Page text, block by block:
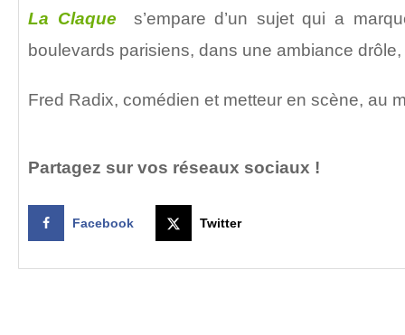
La Claque s’empare d’un sujet qui a
boulevards parisiens, dans une ambiance
Fred Radix, comédien et metteur en scène, au
Partagez sur vos réseaux sociaux !
Facebook Twitter